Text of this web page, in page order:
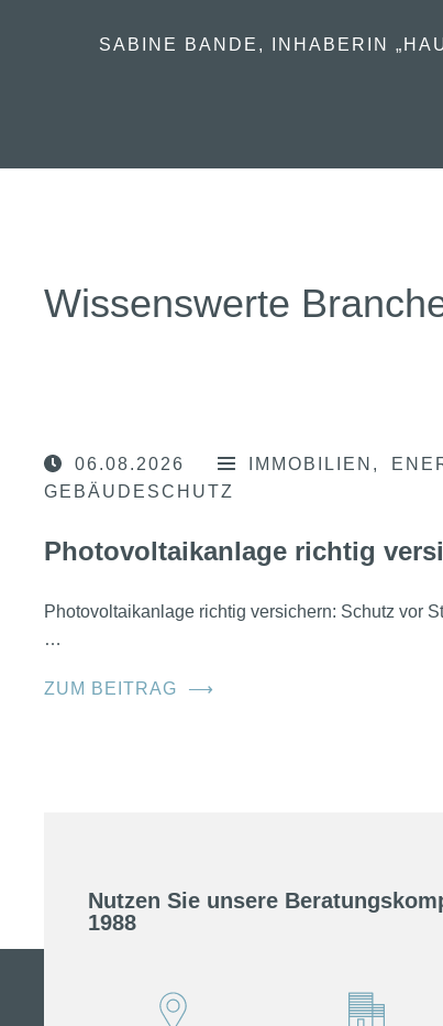
SABINE BANDE, INHABERIN
Wissenswerte
06.08.2026 IMMOBILIEN
GEBÄUDESCHUTZ
Photovoltaikanlage richtig
Photovoltaikanlage richtig versichern: Schutz vor
…
ZUM BEITRAG ⟶
Nutzen Sie unsere
1988